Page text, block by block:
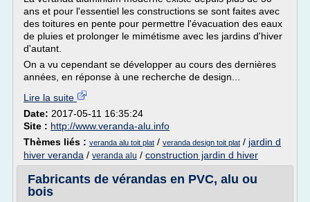
ans et pour l'essentiel les constructions se sont faites avec
des toitures en pente pour permettre l'évacuation des eaux
de pluies et prolonger le mimétisme avec les jardins d'hiver
d'autant.
On a vu cependant se développer au cours des dernières
années, en réponse à une recherche de design...
Lire la suite
Date: 2017-05-11 16:35:24
Site : http://www.veranda-alu.info
Thèmes liés : veranda alu toit plat / veranda design toit plat / jardin d
hiver veranda / veranda alu / construction jardin d hiver
Fabricants de vérandas en PVC, alu ou
bois